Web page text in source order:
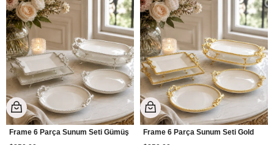
Frame 6 Parça Sunum Seti Gümüş
Frame 6 Parça Sunum Seti Gold